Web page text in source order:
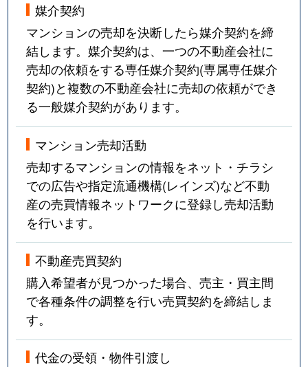
媒介契約
マンションの売却を決断したら媒介契約を締
結します。媒介契約は、一つの不動産会社に
売却の依頼をする専任媒介契約(専属専任媒介
契約)と複数の不動産会社に売却の依頼ができ
る一般媒介契約があります。
マンション売却活動
売却するマンションの情報をネット・チラシ
での広告や指定流通機構(レインズ)など不動
産の売買情報ネットワークに登録し売却活動
を行います。
不動産売買契約
購入希望者が見つかった場合、売主・買主間
で各種条件の調整を行い売買契約を締結しま
す。
代金の受領・物件引渡し